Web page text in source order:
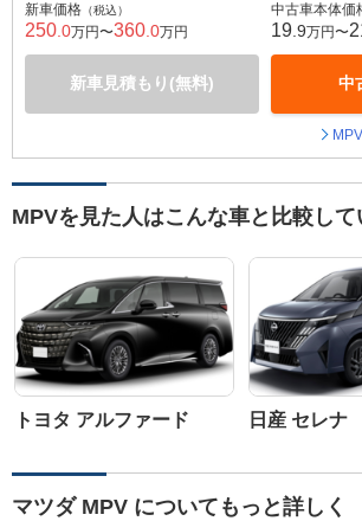
新車価格 （税込）
250 .0万円〜360 .0万円
新車見積もり(無料)
中古車本体価
19 .9万円〜
中
MPVを見た人はこんな車と比較して
トヨタ アルファード 日産 セレナ
マツダ MPV についてもっと詳しく